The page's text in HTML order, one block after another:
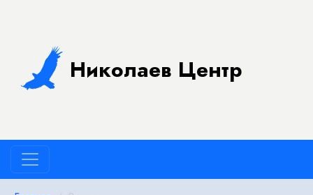
Николаев Центр